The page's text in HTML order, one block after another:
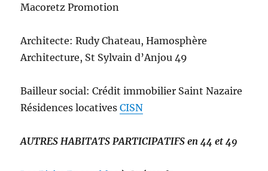
Macoretz Promotion
Architecte: Rudy Chateau, Hamosphère
Architecture, St Sylvain d’Anjou 49
Bailleur social: Crédit immobilier Saint Nazaire
Résidences locativesCISN
AUTRES HABITATS PARTICIPATIFS en 44 et 49